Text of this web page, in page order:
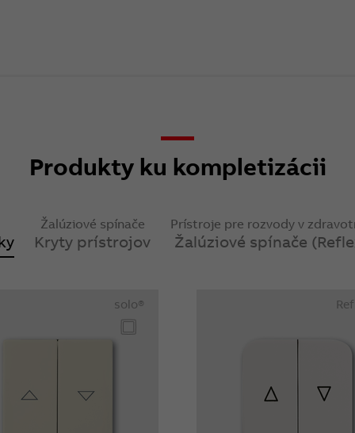
Produkty ku kompletizácii
Žalúziové spínače
Kryty prístrojov
Prístroje pre rozvody v
Žalúziové spínače
solo®